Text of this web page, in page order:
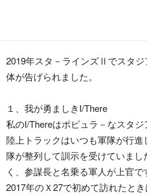
2019年スタ－ラインズⅡでスタ
体が告げられました。
１、我が勇ましきI/There
私のI/Thereはポピュラ－なスタ
陸上トラックはいつも軍隊が行
隊が整列して訓示を受けていま
く、参謀長と名乗る軍人が上官で
2017年のＸ27で初めて訪れたと